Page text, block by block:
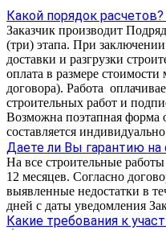
Какой порядок расчетов?
Заказчик производит
(три) этапа. При
доставки и разгрузки
оплата в размере
договора). Работа
строительных работ и
Возможна поэтапная форма
составляется
Даете ли Вы гарантию
На все строительные
12 месяцев. Согласно
выявленные недостатки в
дней с даты уведомления
Какие требования к